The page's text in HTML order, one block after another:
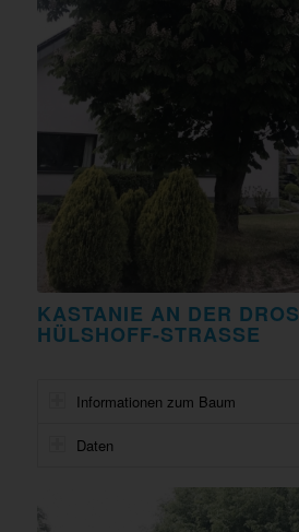
KASTANIE AN DER
HÜLSHOFF-STRASSE
Informationen zum Baum
Daten